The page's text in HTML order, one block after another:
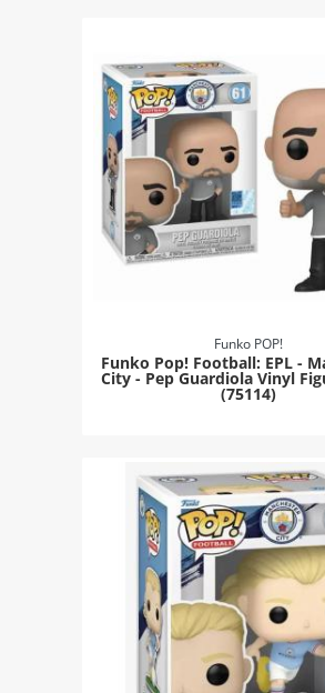
Funko POP!
Funko Pop! Football: EPL -
City - Pep Guardiola Vinyl
(75114)